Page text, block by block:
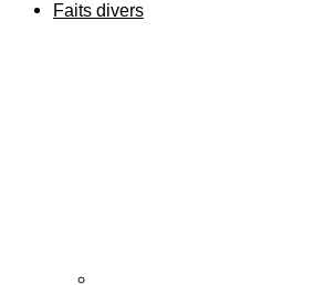
Faits divers